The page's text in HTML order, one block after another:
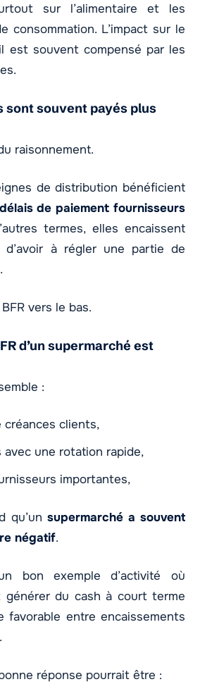
sur l’alimentaire et les
consommation. L’impact sur le
est souvent compensé par les
sont souvent payés plus
raisonnement.
de distribution bénéficient
délais de paiement fournisseurs
termes, elles encaissent
à régler une partie de
vers le bas.
d’un supermarché est
:
créances clients,
avec une rotation rapide,
importantes,
qu’un supermarché a souvent
négatif.
bon exemple d’activité où
générer du cash à court terme
favorable entre encaissements
réponse pourrait être :